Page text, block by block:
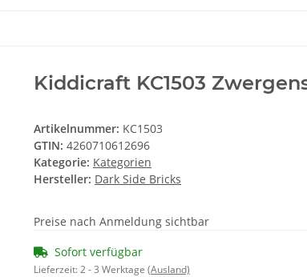
Kiddicraft KC1503
Artikelnummer: KC1503
GTIN: 4260710612696
Kategorie: Kategorien
Hersteller: Dark Side Bricks
Preise nach Anmeldung sichtbar
Sofort verfügbar
Lieferzeit:2 - 3 Werktage (Ausland)